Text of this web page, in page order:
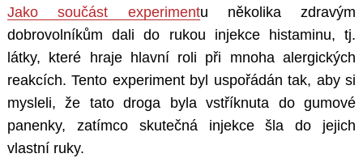
Jako součást experimentu několika zdravým
dobrovolníkům dali do rukou injekce histaminu, tj.
látky, které hraje hlavní roli při mnoha alergických
reakcích. Tento experiment byl uspořádán tak, aby si
mysleli, že tato droga byla vstříknuta do gumové
panenky, zatímco skutečná injekce šla do jejich
vlastní ruky.